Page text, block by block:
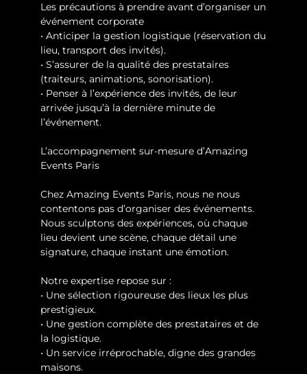
Les précautions à prendre avant d’organiser un
événement corporate
• Anticiper la gestion logistique (réservation du
lieu, transport des invités).
• S’assurer de la qualité des prestataires
(traiteurs, animations, sonorisation).
• Penser à l’expérience des invités, de leur
arrivée jusqu’à la dernière minute de
l’événement.
L’accompagnement sur-mesure d’Amazing
Events Paris
Chez Amazing Events Paris, nous ne nous
contentons pas d’organiser des événements.
Nous sculptons des expériences, où chaque
lieu devient une scène, chaque détail une
signature, chaque instant une émotion.
Notre expertise repose sur :
• Une sélection rigoureuse des lieux les plus
prestigieux.
• Une gestion complète des prestataires et de
la logistique.
• Un service irréprochable, digne des grandes
maisons.